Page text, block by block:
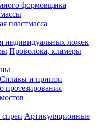
формовщика
пластмасса
индивидуальных ложек
Проволока, кламеры
Сплавы и припои
протезирования
Артикуляционные